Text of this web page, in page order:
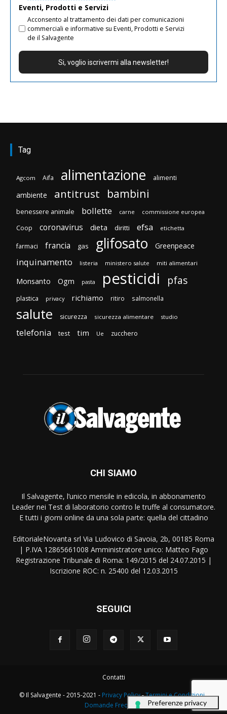
Eventi, Prodotti e Servizi
Acconsento al trattamento dei dati per comunicazioni
commerciali e informative su Eventi, Prodotti e Servizi
de il Salvagente
Tag
Agcom Aifa alimentazione alimenti
ambiente antitrust bambini
benessere animale bollette carne commissione europea
Coop coronavirus dieta diritti efsa etichetta
farmaci francia gas glifosato Greenpeace
inquinamento listeria ministero salute miti alimentari
Monsanto Ogm pasta pesticidi pfas
plastica privacy richiamo ritiro salmonella
salute sicurezza sicurezza alimentare studio
telefonia test tim Ue zucchero
CHI SIAMO
Il Salvagente, l’unico mensile in edicola, in abbonamento
Leader nei Test di laboratorio contro le truffe al consumatore.
E tutti i giorni online da una sola parte: quella del cittadino
EditorialeNovanta srl Via Ludovico di Savoia, 2b, 00185 Roma
| P.IVA 12865661008 Amministratore unico: Matteo Fago
Registrazione Tribunale di Roma: 149/2015 del 24.07.2015 |
Iscrizione ROC: n. 25400 del 12.03.2015
SEGUICI
Contatti
© Il Salvagente - 2015-2021 - Privacy Policy-Termini e Condizioni-
Domande Frequenti